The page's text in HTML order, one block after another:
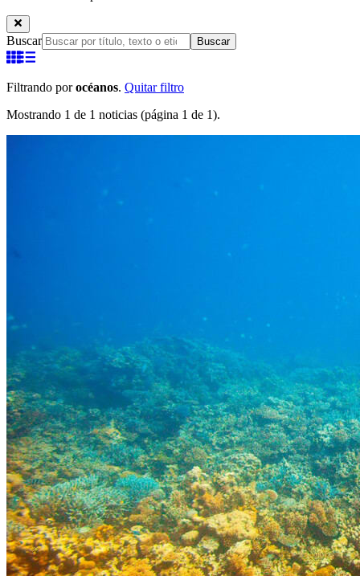
Buscar Buscar
Filtrando porocéanos. Quitar filtro
Mostrando 1 de 1 noticias (página 1 de 1).